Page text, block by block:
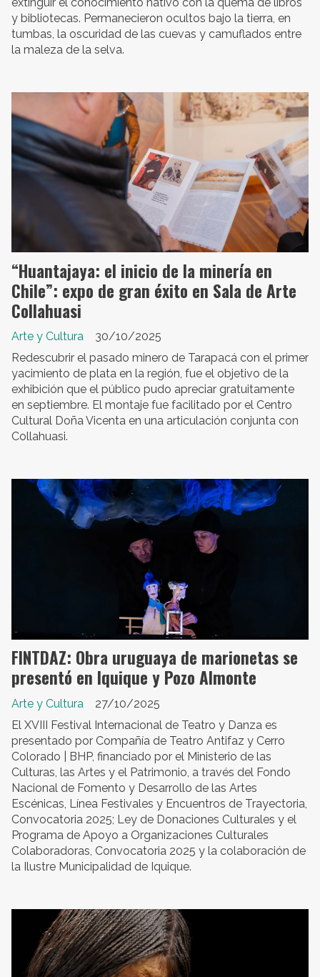
y bibliotecas. Permanecieron ocultos bajo la tierra, en
tumbas, la oscuridad de las cuevas y camuflados entre
la maleza de la selva.
“Huantajaya: el inicio de la minería en
Chile”: expo de gran éxito en Sala de Arte
Collahuasi
Arte y Cultura
30/10/2025
Redescubrir el pasado minero de Tarapacá con el primer
yacimiento de plata en la región, fue el objetivo de la
exhibición que el público pudo apreciar gratuitamente
en septiembre. El montaje fue facilitado por el Centro
Cultural Doña Vicenta en una articulación conjunta con
Collahuasi.
FINTDAZ: Obra uruguaya de marionetas se
presentó en Iquique y Pozo Almonte
Arte y Cultura
27/10/2025
El XVIII Festival Internacional de Teatro y Danza es
presentado por Compañía de Teatro Antifaz y Cerro
Colorado | BHP, financiado por el Ministerio de las
Culturas, las Artes y el Patrimonio, a través del Fondo
Nacional de Fomento y Desarrollo de las Artes
Escénicas, Línea Festivales y Encuentros de Trayectoria,
Convocatoria 2025; Ley de Donaciones Culturales y el
Programa de Apoyo a Organizaciones Culturales
Colaboradoras, Convocatoria 2025 y la colaboración de
la Ilustre Municipalidad de Iquique.